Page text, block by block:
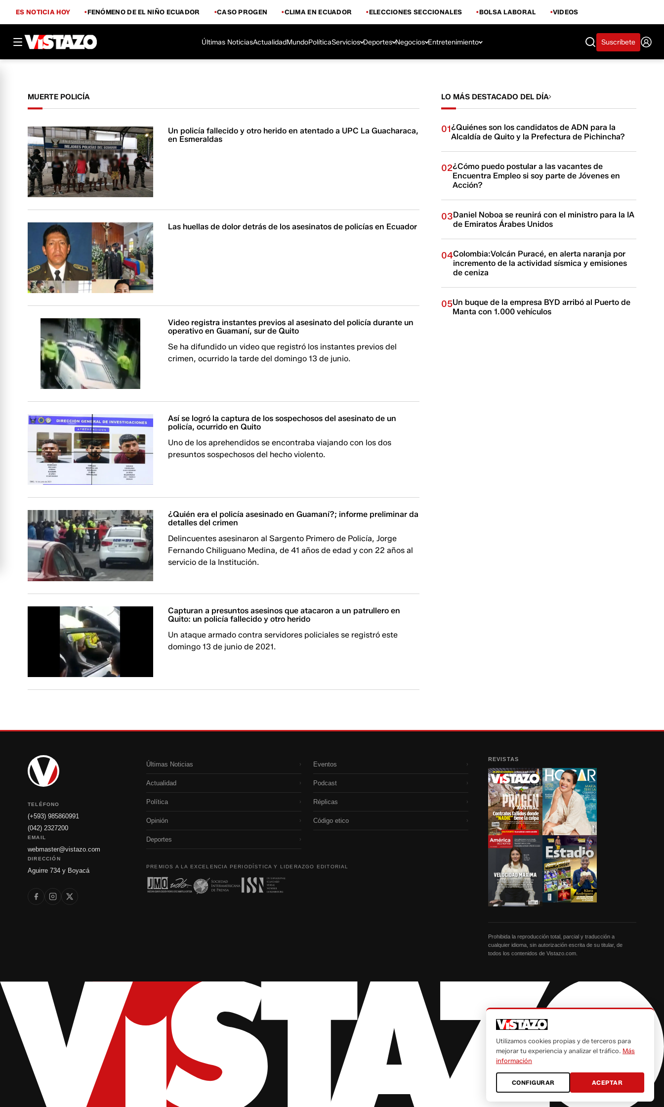
ES NOTICIA HOY FENÓMENO DE EL NIÑO ECUADOR CASO PROGEN CLIMA EN ECUADOR ELECCIONES SECCIONALES BOLSA LABORAL VIDEOS
Últimas NoticiasActualidadMundoPolíticaServicios Deportes Negocios Entretenimiento Suscríbete
MUERTE POLICÍA
Un policía fallecido y otro herido en atentado a UPC La Guacharaca,
en Esmeraldas
Las huellas de dolor detrás de los asesinatos de policías en Ecuador
Video registra instantes previos al asesinato del policía durante un
operativo en Guamaní, sur de Quito
Se ha difundido un video que registró los instantes previos del
crimen, ocurrido la tarde del domingo 13 de junio.
Así se logró la captura de los sospechosos del asesinato de un
policía, ocurrido en Quito
Uno de los aprehendidos se encontraba viajando con los dos
presuntos sospechosos del hecho violento.
¿Quién era el policía asesinado en Guamaní?; informe preliminar da
detalles del crimen
Delincuentes asesinaron al Sargento Primero de Policía, Jorge
Fernando Chiliguano Medina, de 41 años de edad y con 22 años al
servicio de la Institución.
Capturan a presuntos asesinos que atacaron a un patrullero en
Quito: un policía fallecido y otro herido
Un ataque armado contra servidores policiales se registró este
domingo 13 de junio de 2021.
LO MÁS DESTACADO DEL DÍA
01¿Quiénes son los candidatos de ADN para la
Alcaldía de Quito y la Prefectura de Pichincha?
02¿Cómo puedo postular a las vacantes de
Encuentra Empleo si soy parte de Jóvenes en
Acción?
03Daniel Noboa se reunirá con el ministro para la IA
de Emiratos Árabes Unidos
04Colombia:Volcán Puracé, en alerta naranja por
incremento de la actividad sísmica y emisiones
de ceniza
05Un buque de la empresa BYD arribó al Puerto de
Manta con 1.000 vehículos
TELÉFONO
(+593) 985860991
(042) 2327200
EMAIL
webmaster@vistazo.com
DIRECCIÓN
Aguirre 734 y Boyacá
Últimas Noticias ›
Actualidad ›
Política ›
Opinión ›
Deportes ›
Eventos ›
Podcast ›
Réplicas ›
Código etico ›
PREMIOS A LA EXCELENCIA PERIODÍSTICA Y LIDERAZGO EDITORIAL
REVISTAS
Prohibida la reproducción total, parcial y traducción a
cualquier idioma, sin autorización escrita de su titular, de
todos los contenidos de Vistazo.com.
Utilizamos cookies propias y de terceros para
mejorar tu experiencia y analizar el tráfico. Más
información
CONFIGURAR ACEPTAR